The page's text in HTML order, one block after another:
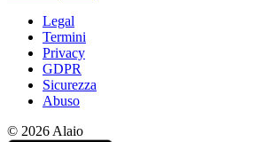
Legal
Termini
Privacy
GDPR
Sicurezza
Abuso
© 2026 Alaio